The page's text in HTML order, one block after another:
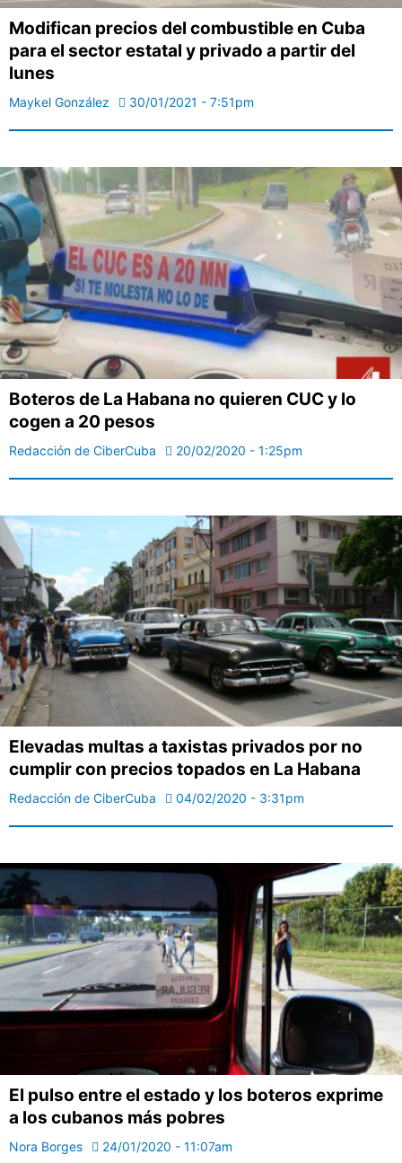
Modifican precios del combustible en Cuba
para el sector estatal y privado a partir del
lunes
Maykel González 30/01/2021 - 7:51pm
Boteros de La Habana no quieren CUC y lo
cogen a 20 pesos
Redacción de CiberCuba 20/02/2020 - 1:25pm
Elevadas multas a taxistas privados por no
cumplir con precios topados en La Habana
Redacción de CiberCuba 04/02/2020 - 3:31pm
El pulso entre el estado y los boteros exprime
a los cubanos más pobres
Nora Borges 24/01/2020 - 11:07am